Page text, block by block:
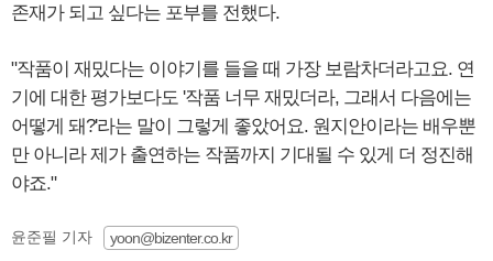
존재가 되고 싶다는 포부를 전했다.
"작품이 재밌다는 이야기를 들을 때 가장 보람차더라고요. 연
기에 대한 평가보다도 '작품 너무 재밌더라, 그래서 다음에는
어떻게 돼?'라는 말이 그렇게 좋았어요. 원지안이라는 배우뿐
만 아니라 제가 출연하는 작품까지 기대될 수 있게 더 정진해
야죠."
윤준필 기자
yoon@bizenter.co.kr